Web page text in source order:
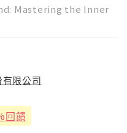
Mastering the Inner
限公司
回饋